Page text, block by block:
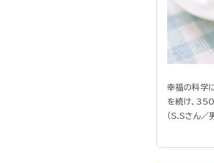
幸福の科学
を続け、
（S.Sさん／